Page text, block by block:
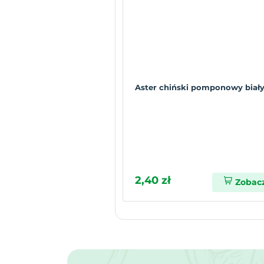
Aster chiński pomponowy
2,40 zł